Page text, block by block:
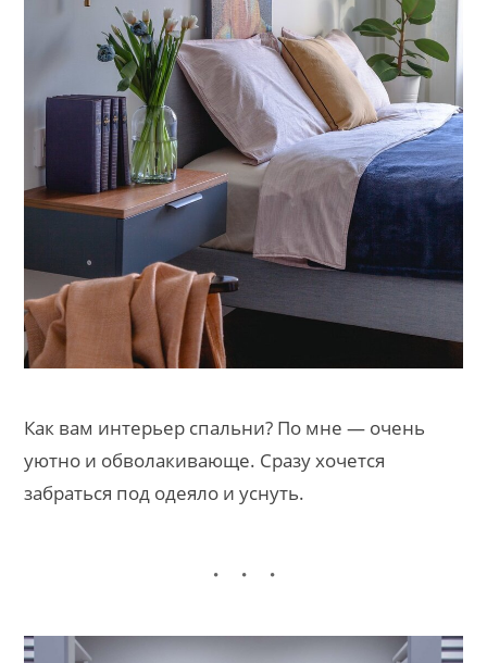
Как вам интерьер спальни? По мне — очень
уютно и обволакивающе. Сразу хочется
забраться под одеяло и уснуть.